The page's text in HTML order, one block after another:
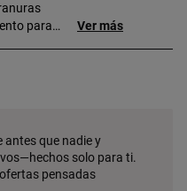
para
1,7 cm.
Ver más
antes que nadie y
solo para ti.
pensadas